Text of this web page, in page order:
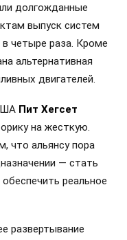
долгожданные
выпуск систем
четыре раза. Кроме
альтернативная
двигателей.
Пит Хегсет
на жесткую.
что альянсу пора
— стать
реальное
развертывание